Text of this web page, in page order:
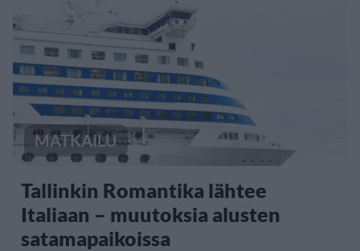
MATKAILU
Tallinkin Romantika lähtee
Italiaan – muutoksia alusten
satamapaikoissa